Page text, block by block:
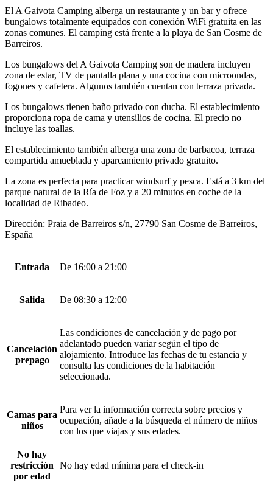
El A Gaivota Camping alberga un restaurante y un bar y ofrece
bungalows totalmente equipados con conexión WiFi gratuita en las
zonas comunes. El camping está frente a la playa de San Cosme de
Barreiros.
Los bungalows del A Gaivota Camping son de madera incluyen
zona de estar, TV de pantalla plana y una cocina con microondas,
fogones y cafetera. Algunos también cuentan con terraza privada.
Los bungalows tienen baño privado con ducha. El establecimiento
proporciona ropa de cama y utensilios de cocina. El precio no
incluye las toallas.
El establecimiento también alberga una zona de barbacoa, terraza
compartida amueblada y aparcamiento privado gratuito.
La zona es perfecta para practicar windsurf y pesca. Está a 3 km del
parque natural de la Ría de Foz y a 20 minutos en coche de la
localidad de Ribadeo.
Dirección: Praia de Barreiros s/n, 27790 San Cosme de Barreiros,
España
Entrada De 16:00 a 21:00
Salida De 08:30 a 12:00
Cancelación
prepago
Las condiciones de cancelación y de pago por
adelantado pueden variar según el tipo de
alojamiento. Introduce las fechas de tu estancia y
consulta las condiciones de la habitación
seleccionada.
Camas para
niños
Para ver la información correcta sobre precios y
ocupación, añade a la búsqueda el número de niños
con los que viajas y sus edades.
No hay
restricción
por edad
No hay edad mínima para el check-in